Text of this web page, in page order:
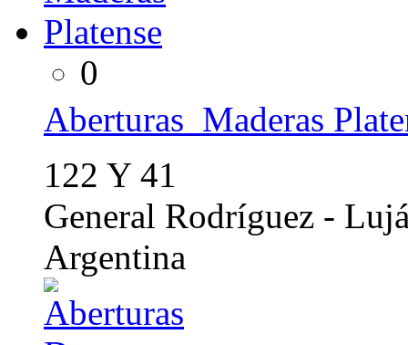
0
Aberturas  Maderas
122 Y 41
General Rodríguez -
Argentina